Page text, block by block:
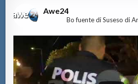
Awe24
Bo fuente di Suseso di